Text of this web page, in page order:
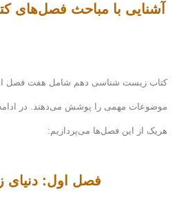
آشنایی با مباحث فصل‌های
کتاب زیست شناسی دهم شامل هفت فصل
موضوعات مهمی را پوشش می‌دهند. در
هریک از این فصل‌ها می‌پردازیم:
فصل اول: دنیای